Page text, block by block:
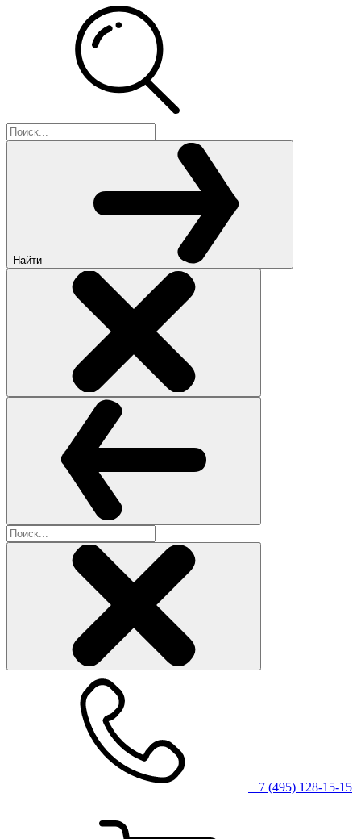
Найти
+7 (495) 128-15-15